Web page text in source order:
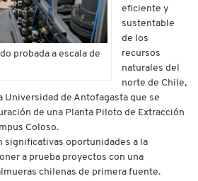
probada a escala de
eficiente y
sustentable
de los
recursos
naturales del
norte de Chile,
Universidad de Antofagasta que se
de una Planta Piloto de Extracción
Coloso.
significativas oportunidades a la
a prueba proyectos con una
chilenas de primera fuente.